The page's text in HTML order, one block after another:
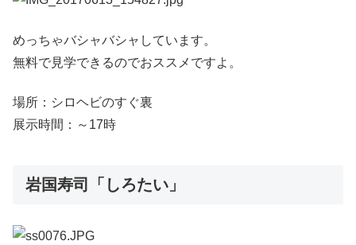
めっちゃバシャバシャしています。
無料で見学できるのでおススメですよ。
場所：シロヘビのすぐ裏
展示時間：～17時
岩国寿司「しろたい」